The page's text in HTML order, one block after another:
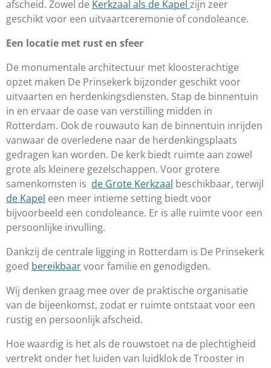
afscheid. Zowel de Kerkzaal als de Kapel zijn zeer
geschikt voor een uitvaartceremonie of condoleance.
Een locatie met rust en sfeer
De monumentale architectuur met kloosterachtige
opzet maken De Prinsekerk bijzonder geschikt voor
uitvaarten en herdenkingsdiensten. Stap de binnentuin
in en ervaar de oase van verstilling midden in
Rotterdam. Ook de rouwauto kan de binnentuin inrijden
vanwaar de overledene naar de herdenkingsplaats
gedragen kan worden. De kerk biedt ruimte aan zowel
grote als kleinere gezelschappen. Voor grotere
samenkomsten is de Grote Kerkzaal beschikbaar, terwijl
de Kapel een meer intieme setting biedt voor
bijvoorbeeld een condoleance. Er is alle ruimte voor een
persoonlijke invulling.
Dankzij de centrale ligging in Rotterdam is De Prinsekerk
goed bereikbaarvoor familie en genodigden.
Wij denken graag mee over de praktische organisatie
van de bijeenkomst, zodat er ruimte ontstaat voor een
rustig en persoonlijk afscheid.
Hoe waardig is het als de rouwstoet na de plechtigheid
vertrekt onder het luiden van luidklok de Trooster in